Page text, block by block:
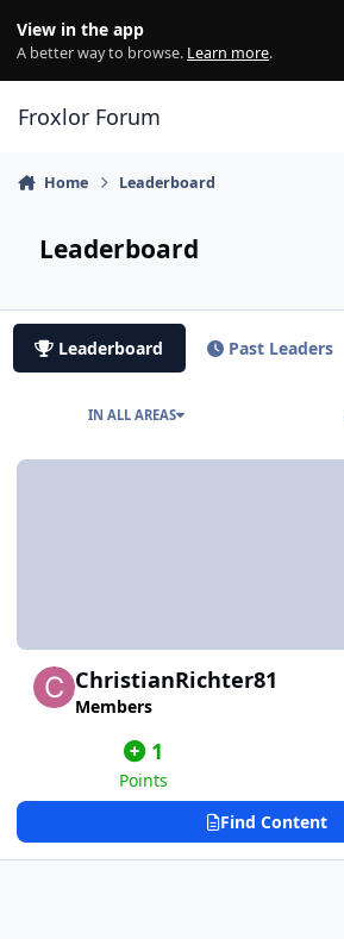
View in the app
A better way to browse. Learn more.
Froxlor Forum
Home Leaderboard
Leaderboard
Leaderboard Past Leaders
IN ALL AREAS
ChristianRichter81
Members
1
Points
Find Content